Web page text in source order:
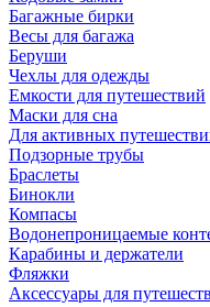
Багажные бирки
Весы для багажа
Беруши
Чехлы для одежды
Емкости для путешествий
Маски для сна
Для активных
Подзорные трубы
Браслеты
Бинокли
Компасы
Водонепроницаемые
Карабины и держатели
Фляжки
Аксессуары для